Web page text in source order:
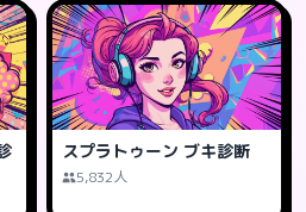
スプラトゥーン ブキ診断
5,832人